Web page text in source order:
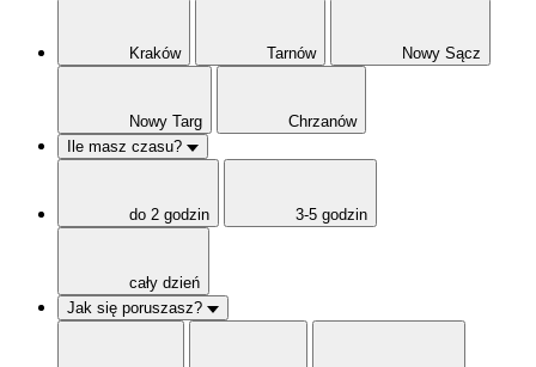
Kraków Tarnów Nowy Sącz
Nowy Targ
Chrzanów
Ile masz czasu?
do 2 godzin 3-5 godzin
cały dzień
Jak się poruszasz?